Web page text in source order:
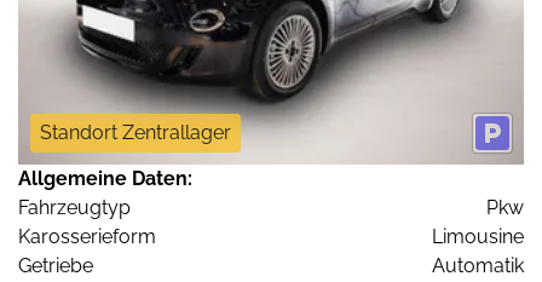
Standort Zentrallager
Allgemeine Daten:
Fahrzeugtyp
Pkw
Karosserieform
Limousine
Getriebe
Automatik